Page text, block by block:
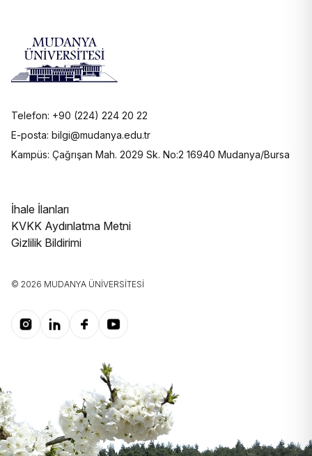
Telefon: +90 (224) 224 20 22
E-posta: bilgi@mudanya.edu.tr
Kampüs: Çağrışan Mah. 2029 Sk. No:2 16940 Mudanya/Bursa
İhale İlanları
KVKK Aydınlatma Metni
Gizlilik Bildirimi
© 2026 MUDANYA ÜNIVERSITESI